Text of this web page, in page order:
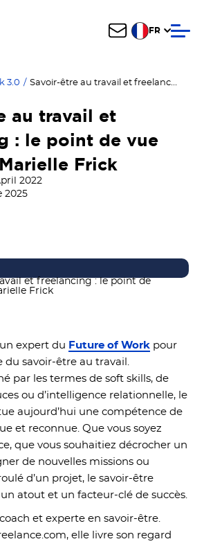
FR
3.0 / Savoir-être au travail et freelancing : le point de vue expert de Marielle Frick
au travail et
: le point de vue
Frick
2022
2025
expert du Future of Work pour
du savoir-être au travail.
par les termes de soft skills, de
ou d’intelligence relationnelle, le
aujourd’hui une compétence de
et reconnue. Que vous soyez
que vous souhaitiez décrocher un
de nouvelles missions ou
d’un projet, le savoir-être
atout et un facteur-clé de succès.
et experte en savoir-être.
elle livre son regard